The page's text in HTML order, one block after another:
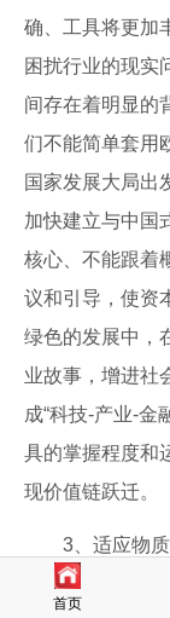
确、工具将更加
困扰行业的现实
间存在着明显的
们不能简单套用
国家发展大局出
加快建立与中国
核心、不能跟着
议和引导，使资
绿色的发展中，
业故事，增进社
成“科技-产业-金
具的掌握程度和
现价值链跃迁。
3、适应物质
党的二十大明
首页